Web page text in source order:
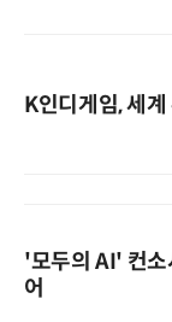
K인디게임, 세
'모두의 AI' 컨소
어